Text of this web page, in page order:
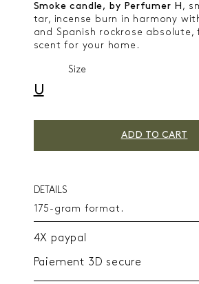
Smoke candle, by Perfumer H ,
tar, incense burn in harmony
and Spanish rockrose
scent for your home.
Size
U
ADD TO CART
DETAILS
175-gram format.
4X paypal
Paiement 3D secure